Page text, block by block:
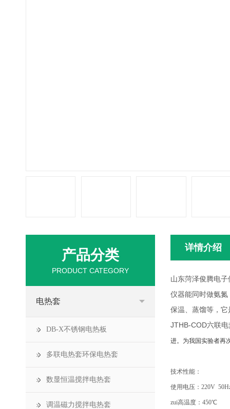
详情介绍
山东菏泽俊腾电
仪器能同时做氨
保温、蒸馏等，
JTHB-COD六联
进。为我国实验者再
技术性能：
使用电压：220V
zui高温度：450℃
产品分类
PRODUCT CATEGORY
电热套
DB-X不锈钢电热板
多联电热套环保电热套
数显恒温搅拌电热套
调温磁力搅拌电热套